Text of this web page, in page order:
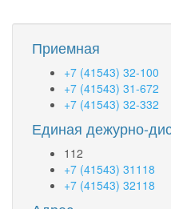
Приемная
+7 (41543) 32-100
+7 (41543) 31-672
+7 (41543) 32-332
Единая дежурно-
112
+7 (41543) 31118
+7 (41543) 32118